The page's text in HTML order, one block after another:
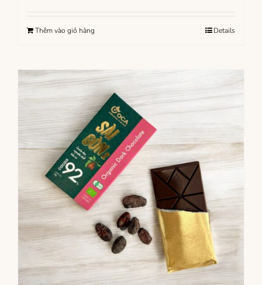
Thêm vào giỏ hàng Details